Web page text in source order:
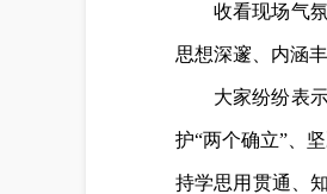
收看现场气
思想深邃、内涵
大家纷纷表
护“两个确立”、
持学思用贯通、